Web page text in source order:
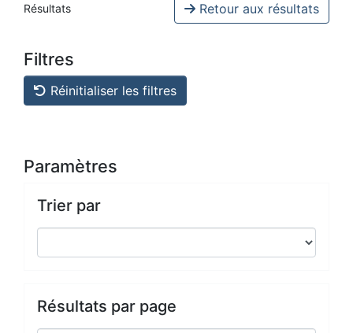
Résultats Retour aux résultats
Filtres
Réinitialiser les filtres
Paramètres
Trier par
Résultats par page